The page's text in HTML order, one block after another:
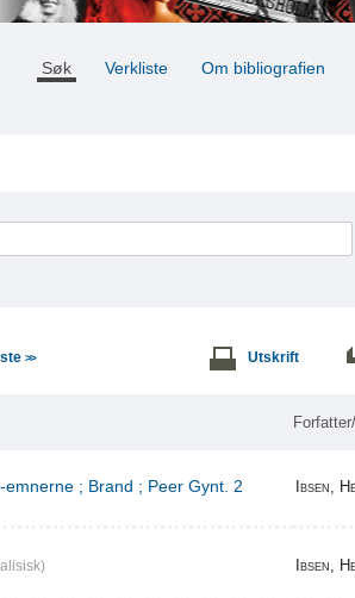
Søk Verkliste Om bibliografien
>> Utskrift
; Brand ; Peer Gynt. 2 Ibsen,
Ibsen,